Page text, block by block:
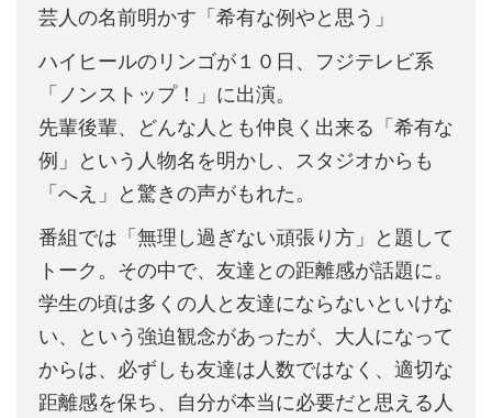
芸人の名前明かす「希有な例やと思う」
ハイヒールのリンゴが１０日、フジテレビ系
「ノンストップ！」に出演。
先輩後輩、どんな人とも仲良く出来る「希有な
例」という人物名を明かし、スタジオからも
「へえ」と驚きの声がもれた。
番組では「無理し過ぎない頑張り方」と題して
トーク。その中で、友達との距離感が話題に。
学生の頃は多くの人と友達にならないといけな
い、という強迫観念があったが、大人になって
からは、必ずしも友達は人数ではなく、適切な
距離感を保ち、自分が本当に必要だと思える人